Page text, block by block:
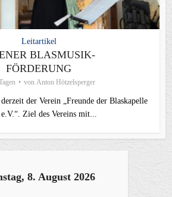
Leitartikel
BLASMUSIK-
FÖRDERUNG
von Anton Hötzelsperger
der Verein „Freunde der Blaskapelle
Ziel des Vereins mit...
8. August 2026